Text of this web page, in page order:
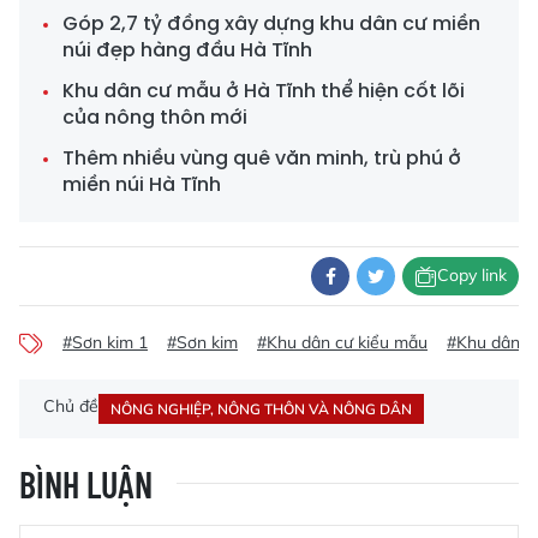
Góp 2,7 tỷ đồng xây dựng khu dân cư miền
núi đẹp hàng đầu Hà Tĩnh
Khu dân cư mẫu ở Hà Tĩnh thể hiện cốt lõi
của nông thôn mới
Thêm nhiều vùng quê văn minh, trù phú ở
miền núi Hà Tĩnh
Copy link
#Sơn kim 1 #Sơn kim #Khu dân cư kiểu mẫu #Khu dân
Chủ đề NÔNG NGHIỆP, NÔNG THÔN VÀ NÔNG DÂN
BÌNH LUẬN